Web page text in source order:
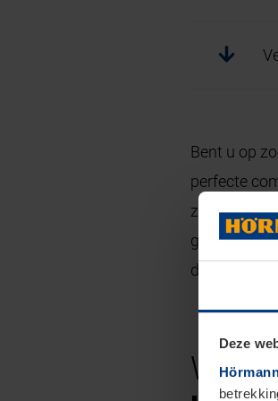
Deze
Bent u op
perfecte
zijdelingse
de
Wat